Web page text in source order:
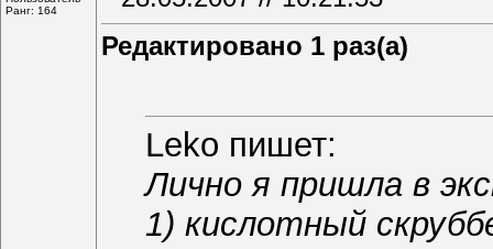
Ранг: 164
Редактировано 1 раз(а)
Leko пишет:
Лично я пришла в
1) кислотный